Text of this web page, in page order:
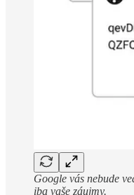
Google vás nebude
iba vaše záujmy.